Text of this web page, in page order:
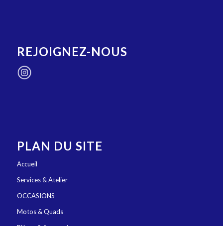
REJOIGNEZ-NOUS
PLAN DU SITE
Accueil
Services & Atelier
OCCASIONS
Motos & Quads